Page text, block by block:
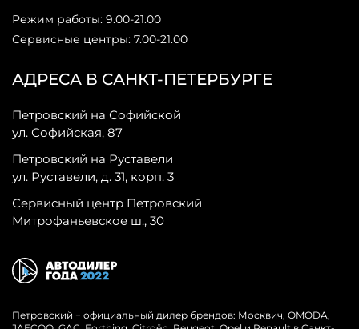
АДРЕСА В САНКТ-ПЕТЕРБУРГЕ
Петровский на Софийской
ул. Софийская, 87
Петровский на Руставели
ул. Руставели, д. 31, корп. 3
Сервисный центр Петровский
Митрофаньевское ш., 30
Режим работы: 9.00-21.00
Сервисные центры: 7.00-21.00
Петровский − официальный дилер брендов: Москвич, OMODA,